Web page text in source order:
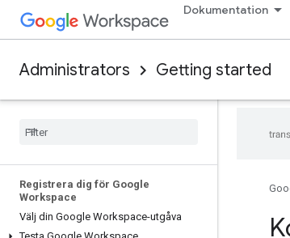
Dokumentation
Administrators Getting started
Registrera dig för Google
Workspace
Välj din Google Workspace-utgåva